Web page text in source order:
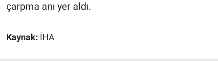
çarpma anı yer aldı.
Kaynak: İHA